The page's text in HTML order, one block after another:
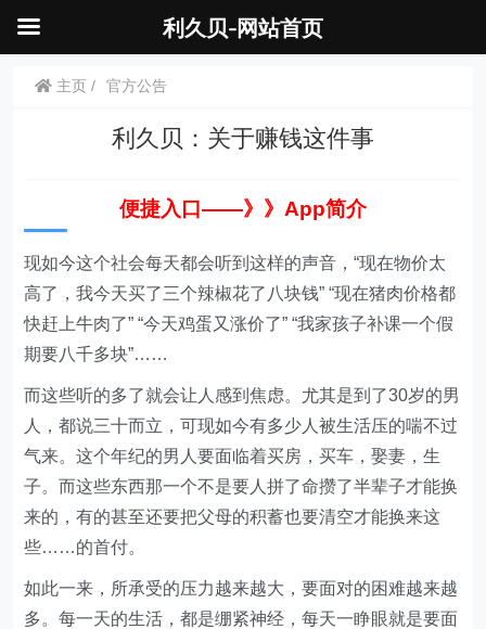
主页 官方公告
利久贝：关于赚钱这件事
便捷入口——》》App简介
现如今这个社会每天都会听到这样的声音，“现在物价太
高了，我今天买了三个辣椒花了八块钱” “现在猪肉价格都
快赶上牛肉了” “今天鸡蛋又涨价了” “我家孩子补课一个假
期要八千多块”……
而这些听的多了就会让人感到焦虑。尤其是到了30岁的男
人，都说三十而立，可现如今有多少人被生活压的喘不过
气来。这个年纪的男人要面临着买房，买车，娶妻，生
子。而这些东西那一个不是要人拼了命攒了半辈子才能换
来的，有的甚至还要把父母的积蓄也要清空才能换来这
些……的首付。
如此一来，所承受的压力越来越大，要面对的困难越来越
多。每一天的生活，都是绷紧神经，每天一睁眼就是要面
利久贝-网站首页